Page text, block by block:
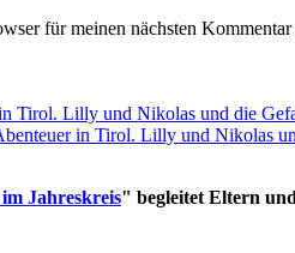
für meinen nächsten Kommentar
in Tirol. Lilly und Nikolas
Jahreskreis" begleitet Eltern